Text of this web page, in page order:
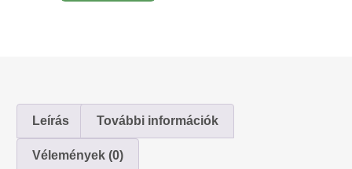
Leírás További információk
Vélemények (0)